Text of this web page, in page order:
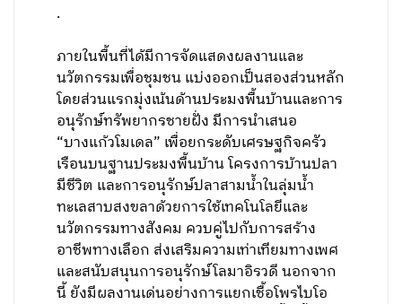
.
ภายในพื้นที่ได้มีการจัดแสดงผลงานและ
นวัตกรรมเพื่อชุมชน แบ่งออกเป็นสองส่วนหลัก
โดยส่วนแรกมุ่งเน้นด้านประมงพื้นบ้านและการ
อนุรักษ์ทรัพยากรชายฝั่ง มีการนำเสนอ
“บางแก้วโมเดล” เพื่อยกระดับเศรษฐกิจครัว
เรือนบนฐานประมงพื้นบ้าน โครงการบ้านปลา
มีชีวิต และการอนุรักษ์ปลาสามน้ำในลุ่มน้ำ
ทะเลสาบสงขลาด้วยการใช้เทคโนโลยีและ
นวัตกรรมทางสังคม ควบคู่ไปกับการสร้าง
อาชีพทางเลือก ส่งเสริมความเท่าเทียมทางเพศ
และสนับสนุนการอนุรักษ์โลมาอิรวดี นอกจาก
นี้ ยังมีผลงานเด่นอย่างการแยกเชื้อโพรไบโอ